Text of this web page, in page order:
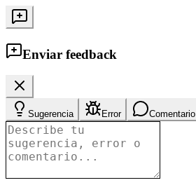
Enviar feedback
Sugerencia Error Comentario